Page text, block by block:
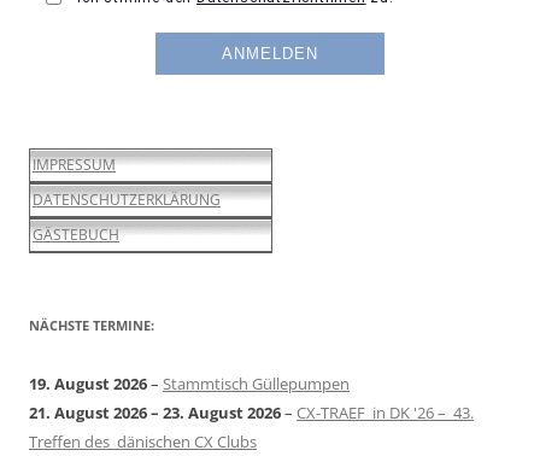
IMPRESSUM
DATENSCHUTZERKLÄRUNG
GÄSTEBUCH
NÄCHSTE TERMINE:
19. August 2026– Stammtisch Güllepumpen
21. August 2026– 23. August 2026– CX-TRAEF in DK '26 – 43.
Treffen des dänischen CX Clubs